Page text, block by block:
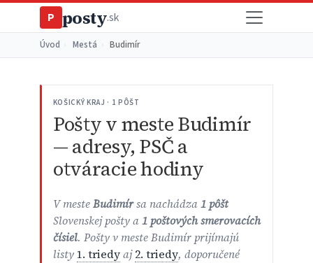
P posty.sk
Úvod Mestá Budimír
KOŠICKÝ KRAJ · 1 PÔŠT
Pošty v meste Budimír
— adresy, PSČ a
otváracie hodiny
V mesteBudimírsa nachádza1 pôšt
Slovenskej pošty a1 poštových smerovacích
čísiel. Pošty v meste Budimír prijímajú
listy 1. triedyaj2. triedy, doporučené